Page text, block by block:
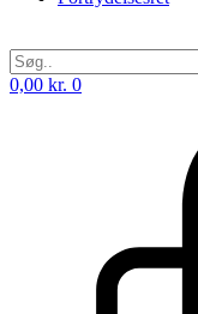
0,00 kr. 0